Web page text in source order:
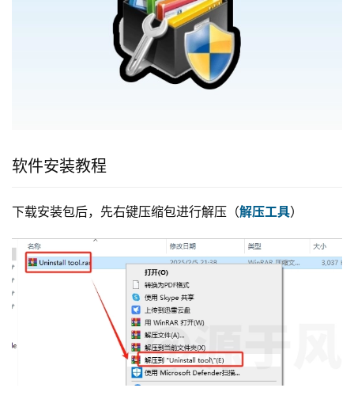
软件安装教程
下载安装包后，先右键压缩包进行解压（解压工具）